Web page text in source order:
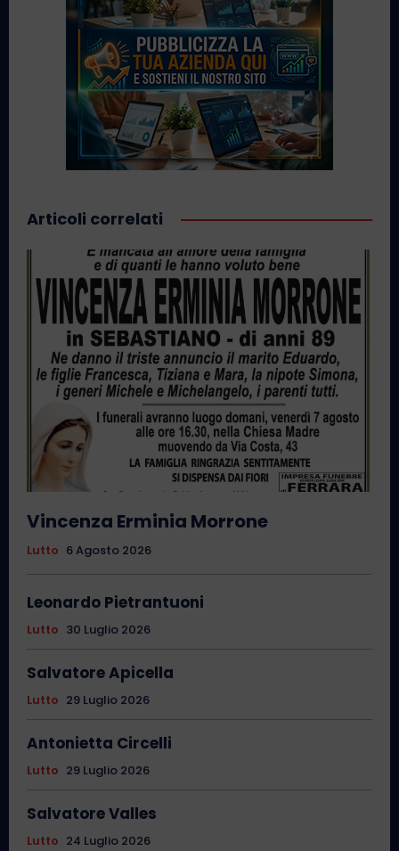
Articoli correlati
Vincenza Erminia Morrone
Lutto 6 Agosto 2026
Leonardo Pietrantuoni
Lutto 30 Luglio 2026
Salvatore Apicella
Lutto 29 Luglio 2026
Antonietta Circelli
Lutto 29 Luglio 2026
Salvatore Valles
Lutto 24 Luglio 2026